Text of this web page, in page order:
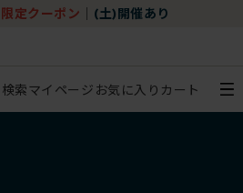
限定クーポン (土)開催あり
検索マイページ お気に入り カート